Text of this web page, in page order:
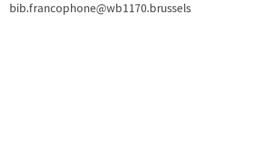
bib.francophone@wb1170.brussels